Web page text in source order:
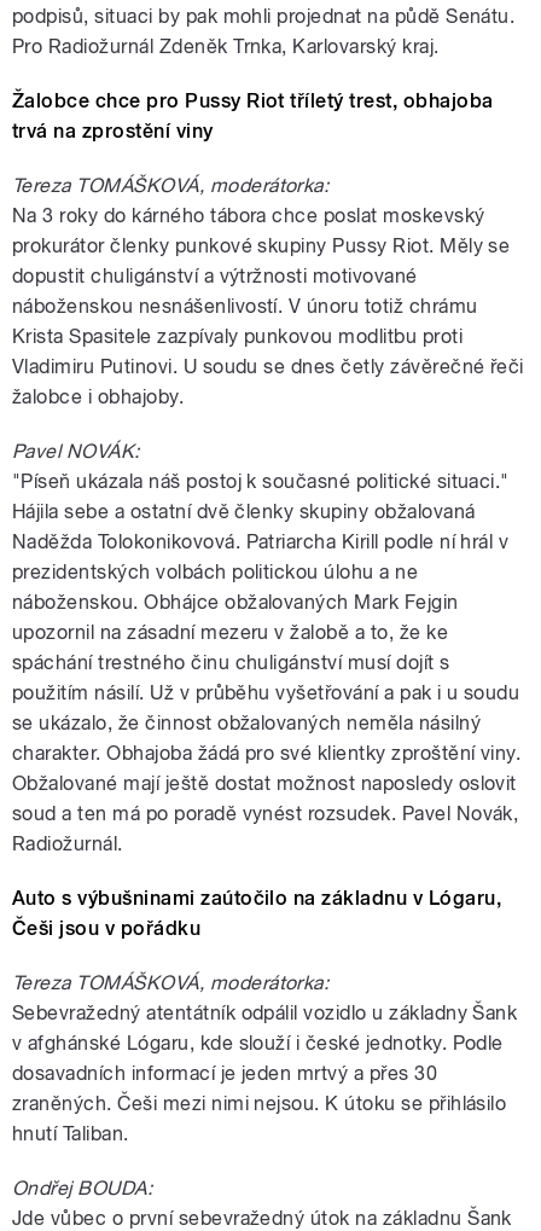
podpisů, situaci by pak mohli projednat na půdě Senátu.
Pro Radiožurnál Zdeněk Trnka, Karlovarský kraj.
Žalobce chce pro Pussy Riot tříletý trest, obhajoba
trvá na zprostění viny
Tereza TOMÁŠKOVÁ, moderátorka:
Na 3 roky do kárného tábora chce poslat moskevský
prokurátor členky punkové skupiny Pussy Riot. Měly se
dopustit chuligánství a výtržnosti motivované
náboženskou nesnášenlivostí. V únoru totiž chrámu
Krista Spasitele zazpívaly punkovou modlitbu proti
Vladimiru Putinovi. U soudu se dnes četly závěrečné řeči
žalobce i obhajoby.
Pavel NOVÁK:
"Píseň ukázala náš postoj k současné politické situaci."
Hájila sebe a ostatní dvě členky skupiny obžalovaná
Naděžda Tolokonikovová. Patriarcha Kirill podle ní hrál v
prezidentských volbách politickou úlohu a ne
náboženskou. Obhájce obžalovaných Mark Fejgin
upozornil na zásadní mezeru v žalobě a to, že ke
spáchání trestného činu chuligánství musí dojít s
použitím násilí. Už v průběhu vyšetřování a pak i u soudu
se ukázalo, že činnost obžalovaných neměla násilný
charakter. Obhajoba žádá pro své klientky zproštění viny.
Obžalované mají ještě dostat možnost naposledy oslovit
soud a ten má po poradě vynést rozsudek. Pavel Novák,
Radiožurnál.
Auto s výbušninami zaútočilo na základnu v Lógaru,
Češi jsou v pořádku
Tereza TOMÁŠKOVÁ, moderátorka:
Sebevražedný atentátník odpálil vozidlo u základny Šank
v afghánské Lógaru, kde slouží i české jednotky. Podle
dosavadních informací je jeden mrtvý a přes 30
zraněných. Češi mezi nimi nejsou. K útoku se přihlásilo
hnutí Taliban.
Ondřej BOUDA:
Jde vůbec o první sebevražedný útok na základnu Šank